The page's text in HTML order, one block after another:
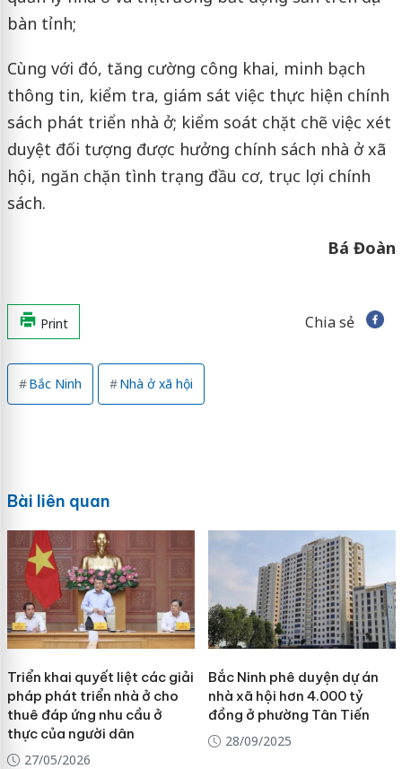
bàn tỉnh;
Cùng với đó, tăng cường công khai, minh bạch
thông tin, kiểm tra, giám sát việc thực hiện chính
sách phát triển nhà ở; kiểm soát chặt chẽ việc xét
duyệt đối tượng được hưởng chính sách nhà ở xã
hội, ngăn chặn tình trạng đầu cơ, trục lợi chính
sách.
Bá Đoàn
Print Chia sẻ
Bắc Ninh Nhà ở xã hội
Bài liên quan
Triển khai quyết liệt các giải
pháp phát triển nhà ở cho
thuê đáp ứng nhu cầu ở
thực của người dân
27/05/2026
Bắc Ninh phê duyện dự án
nhà xã hội hơn 4.000 tỷ
đồng ở phường Tân Tiến
28/09/2025